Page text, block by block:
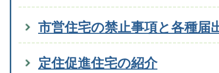
市営住宅の禁止事項と各種届
定住促進住宅の紹介